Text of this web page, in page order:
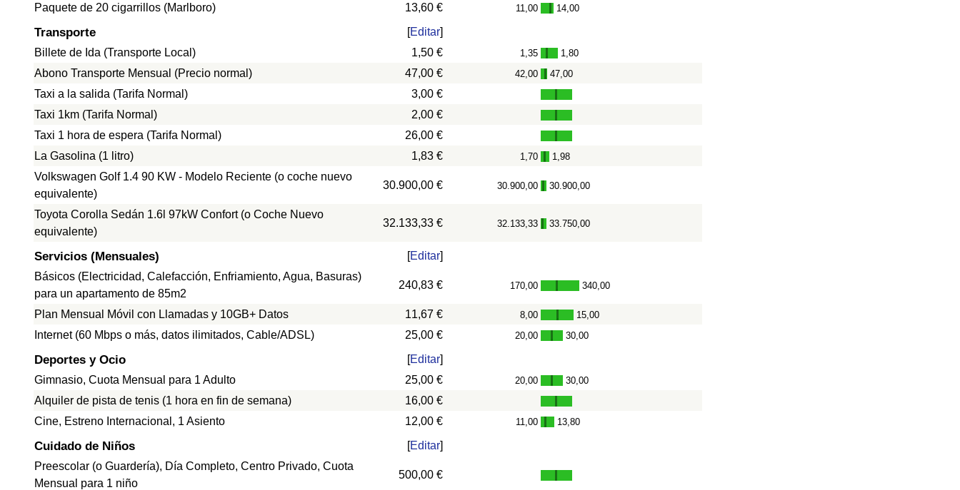
Paquete de 20 cigarrillos (Marlboro)
13,60 € 11,00 - 14,00
Transporte [Editar]
Billete de Ida (Transporte Local)
1,50 € 1,35 - 1,80
Abono Transporte Mensual (Precio normal) 47,00 € 42,00 - 47,00
Taxi a la salida (Tarifa Normal)
3,00 €
Taxi 1km (Tarifa Normal)
2,00 €
Taxi 1 hora de espera (Tarifa Normal)
26,00 €
La Gasolina (1 litro)
1,83 € 1,70 - 1,98
Volkswagen Golf 1.4 90 KW - Modelo Reciente (o coche nuevo
equivalente)
30.900,00 € 30.900,00 - 30.900,00
Toyota Corolla Sedán 1.6l 97kW Confort (o Coche Nuevo
equivalente)
32.133,33 € 32.133,33 - 33.750,00
Servicios (Mensuales) [Editar]
Básicos (Electricidad, Calefacción, Enfriamiento, Agua, Basuras)
para un apartamento de 85m2
240,83 € 170,00 - 340,00
Plan Mensual Móvil con Llamadas y 10GB+ Datos 11,67 € 8,00 - 15,00
Internet (60 Mbps o más, datos ilimitados, Cable/ADSL) 25,00 € 20,00 - 30,00
Deportes y Ocio [Editar]
Gimnasio, Cuota Mensual para 1 Adulto
25,00 € 20,00 - 30,00
Alquiler de pista de tenis (1 hora en fin de semana)
16,00 €
Cine, Estreno Internacional, 1 Asiento
12,00 € 11,00 - 13,80
Cuidado de Niños [Editar]
Preescolar (o Guardería), Día Completo, Centro Privado, Cuota
Mensual para 1 niño
500,00 €